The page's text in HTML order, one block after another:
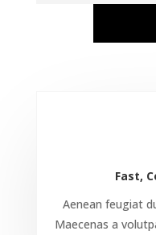
Fast,
Aenean feugiat
Maecenas a